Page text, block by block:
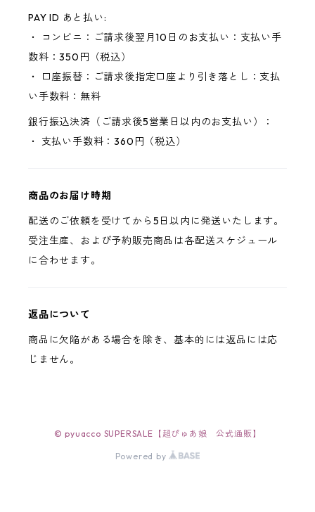
PAY ID あと払い:
・ コンビニ：ご請求後翌月10日のお支払い：支払い手
数料：350円（税込）
・ 口座振替：ご請求後指定口座より引き落とし：支払
い手数料：無料
銀行振込決済（ご請求後5営業日以内のお支払い）：
・ 支払い手数料：360円（税込）
商品のお届け時期
配送のご依頼を受けてから5日以内に発送いたします。
受注生産、および予約販売商品は各配送スケジュール
に合わせます。
返品について
商品に欠陥がある場合を除き、基本的には返品には応
じません。
© pyuacco SUPERSALE【超ぴゅあ娘 公式通販】
Powered by